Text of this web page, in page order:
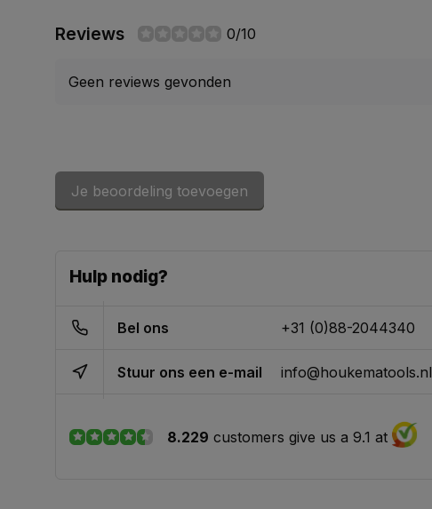
Reviews 0/10
Geen reviews gevonden
Je beoordeling toevoegen
Hulp nodig?
Bel ons +31 (0)88-2044340
Stuur ons een e-mail info@houkematools.nl
8.229 customers give us a 9.1 at